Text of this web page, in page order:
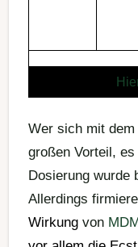
Wer sich mit dem
großen Vorteil,
Dosierung wurde
Allerdings
Wirkung von